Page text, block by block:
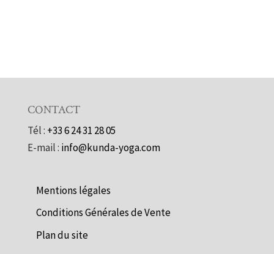
CONTACT
Tél : +33 6 24 31 28 05
E-mail : info@kunda-yoga.com
Mentions légales
Conditions Générales de Vente
Plan du site